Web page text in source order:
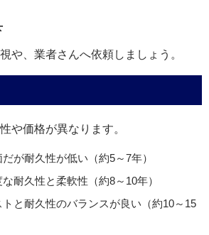
や、業者さんへ依頼しましょう。
や価格が異なります。
だが耐久性が低い（約5～7年）
な耐久性と柔軟性（約8～10年）
トと耐久性のバランスが良い（約10～15